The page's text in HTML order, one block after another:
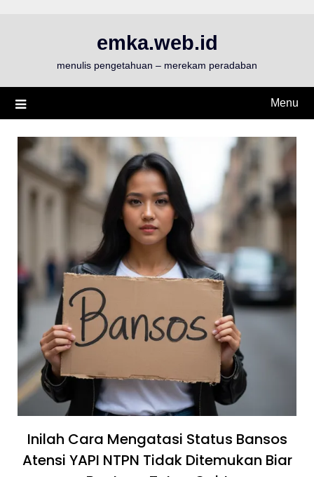
emka.web.id
menulis pengetahuan – merekam peradaban
Menu
Inilah Cara Mengatasi Status Bansos
Atensi YAPI NTPN Tidak Ditemukan Biar